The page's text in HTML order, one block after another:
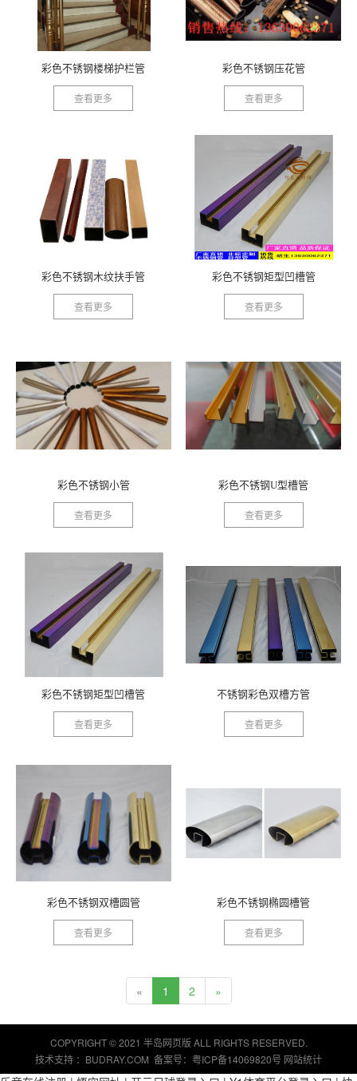
彩色不锈钢楼梯护栏管
查看更多
彩色不锈钢压花管
查看更多
彩色不锈钢木纹扶手管
查看更多
彩色不锈钢矩型凹槽管
查看更多
彩色不锈钢小管
查看更多
彩色不锈钢U型槽管
查看更多
彩色不锈钢矩型凹槽管
查看更多
不锈钢彩色双槽方管
查看更多
彩色不锈钢双槽圆管
查看更多
彩色不锈钢椭圆槽管
查看更多
« 1 2 »
COPYRIGHT © 2021 半岛网页版 ALL RIGHTS RESERVED.
技术支持 ： BUDRAY.COM 备案号：粤ICP备14069820号 网站统计